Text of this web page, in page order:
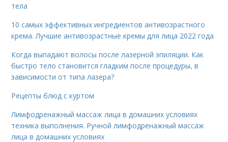
тела
10 самых эффективных ингредиентов антивозрастного
крема. Лучшие антивозрастные кремы для лица 2022 года
Когда выпадают волосы после лазерной эпиляции. Как
быстро тело становится гладким после процедуры, в
зависимости от типа лазера?
Рецепты блюд с куртом
Лимфодренажный массаж лица в домашних условиях
техника выполнения. Ручной лимфодренажный массаж
лица в домашних условиях